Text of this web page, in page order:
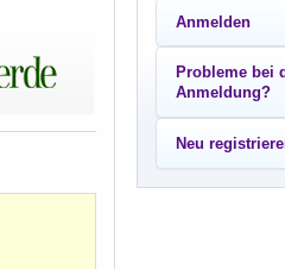
Anmelden
Probleme bei
Anmeldung?
Neu